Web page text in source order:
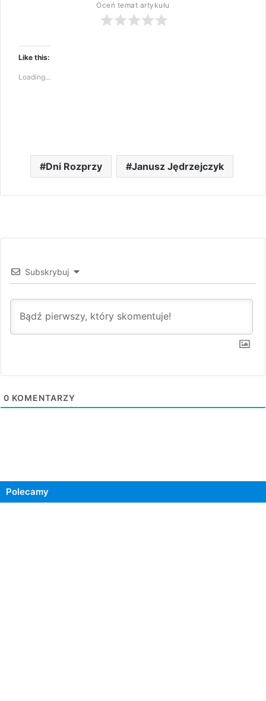
Oceń temat artykułu
Like this:
Loading...
Dni Rozprzy Janusz Jędrzejczyk
Subskrybuj
0 KOMENTARZY
Polecamy